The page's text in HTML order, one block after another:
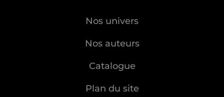
Nos univers
Nos auteurs
Catalogue
Plan du site